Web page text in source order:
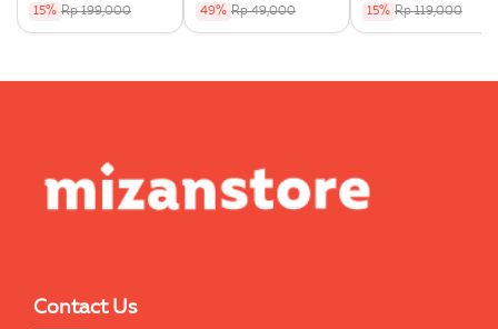
Acrylic Bookmark,
Pouch & Sticker Set
15% Rp 199,000 49% Rp 49,000 15% Rp 119,000
Contact Us